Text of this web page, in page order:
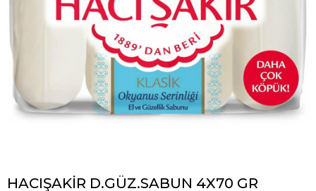
HACIŞAKİR D.GÜZ.SABUN 4X70 GR